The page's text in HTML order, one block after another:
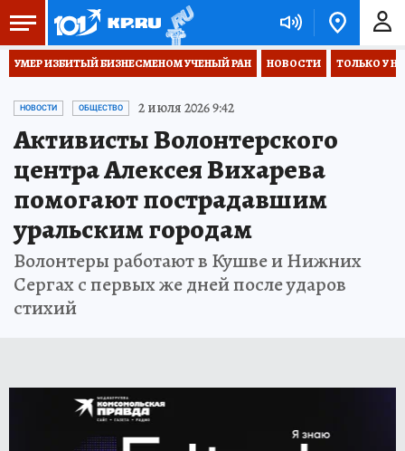
УМЕР ИЗБИТЫЙ БИЗНЕСМЕНОМ УЧЕНЫЙ РАН НОВОСТИ ТОЛЬКО У
НОВОСТИ ОБЩЕСТВО 2 июля 2026 9:42
Активисты Волонтерского
центра Алексея Вихарева
помогают пострадавшим
уральским городам
Волонтеры работают в Кушве и Нижних
Сергах с первых же дней после ударов
стихий